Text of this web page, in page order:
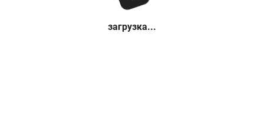
загрузка...